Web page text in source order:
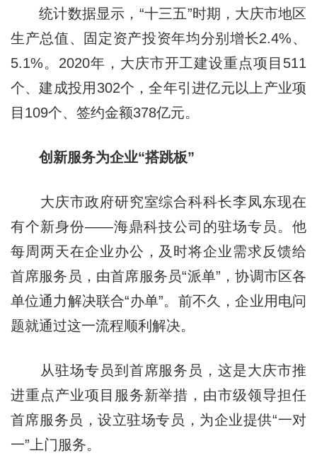
统计数据显示，“十三五”时期，大庆市地区
生产总值、固定资产投资年均分别增长2.4%、
5.1%。2020年，大庆市开工建设重点项目511
个、建成投用302个，全年引进亿元以上产业项
目109个、签约金额378亿元。
创新服务为企业“搭跳板”
大庆市政府研究室综合科科长李凤东现在
有个新身份——海鼎科技公司的驻场专员。他
每周两天在企业办公，及时将企业需求反馈给
首席服务员，由首席服务员“派单”，协调市区各
单位通力解决联合“办单”。前不久，企业用电问
题就通过这一流程顺利解决。
从驻场专员到首席服务员，这是大庆市推
进重点产业项目服务新举措，由市级领导担任
首席服务员，设立驻场专员，为企业提供“一对
一”上门服务。